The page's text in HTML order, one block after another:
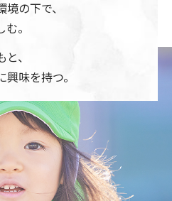
の下で、
。
、
味を持つ。